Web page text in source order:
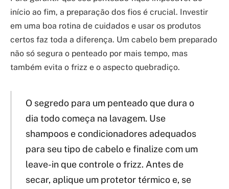
início ao fim, a preparação dos fios é crucial. Investir
em uma boa rotina de cuidados e usar os produtos
certos faz toda a diferença. Um cabelo bem preparado
não só segura o penteado por mais tempo, mas
também evita o frizz e o aspecto quebradiço.
O segredo para um penteado que dura o
dia todo começa na lavagem. Use
shampoos e condicionadores adequados
para seu tipo de cabelo e finalize com um
leave-in que controle o frizz. Antes de
secar, aplique um protetor térmico e, se